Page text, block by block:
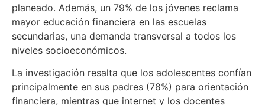
planeado. Además, un 79% de los jóvenes reclama
mayor educación financiera en las escuelas
secundarias, una demanda transversal a todos los
niveles socioeconómicos.
La investigación resalta que los adolescentes confían
principalmente en sus padres (78%) para orientación
financiera, mientras que internet y los docentes